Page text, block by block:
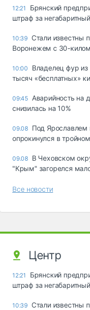
12:21
Брянский
штраф за
10:39 Стали известны
Воронежем с 30-
10:00
Владелец фур из
тысяч «бесплатных»
09:45 Аварийность на
снизилась на 10%
09.08 Под Ярославлем
опрокинулся в
09.08 В Чеховском
"Крым" загорелся
Все новости
Центр
12:21
Брянский
штраф за
10:39 Стали известны